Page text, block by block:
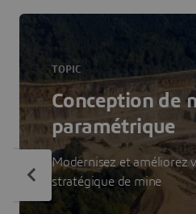
TOPIC
Conception de
paramétrique
Modernisez et améliorez
stratégique de mine